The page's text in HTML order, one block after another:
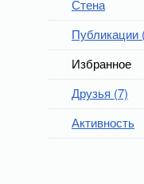
Стена
Публикации
Избранное
Друзья (7)
Активность